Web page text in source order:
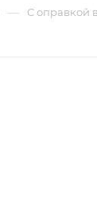
— С оправкой